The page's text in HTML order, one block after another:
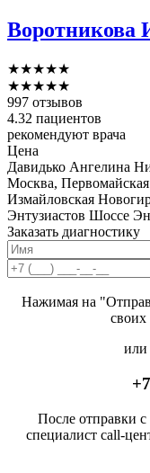
Воротникова
★★★★★
★★★★★
997 отзывов
4.32 пациентов
рекомендуют врача
Цена
Давидько Ангелина
Москва,
Измайловская
Энтузиастов Шоссе
Заказать диагностику
Нажимая на
или
После отправки
специалист call-